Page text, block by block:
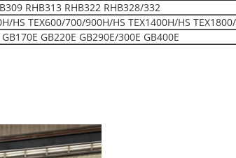
RHB313 RHB322 RHB328/332
HS TEX600/700/900H/HS TEX1400H/HS
GB220E GB290E/300E GB400E